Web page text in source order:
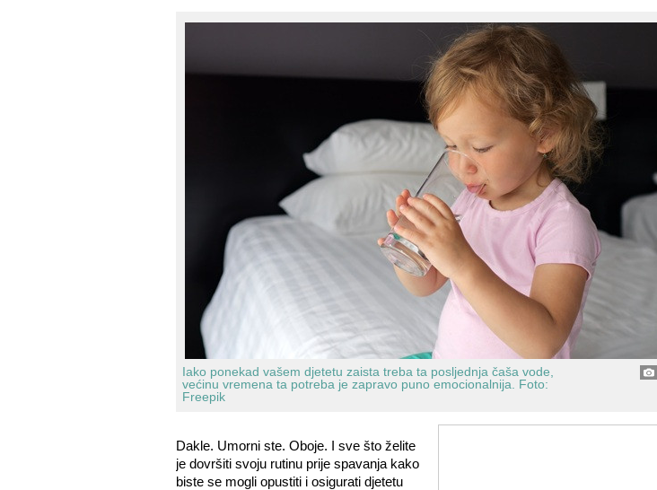
Iako ponekad vašem djetetu zaista treba ta posljednja čaša vode,
većinu vremena ta potreba je zapravo puno emocionalnija. Foto:
Freepik
Dakle. Umorni ste. Oboje. I sve što želite
je dovršiti svoju rutinu prije spavanja kako
biste se mogli opustiti i osigurati djetetu